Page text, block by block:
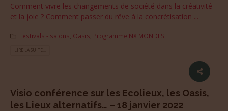
Comment vivre les changements de société dans la créativité
et la joie ? Comment passer du rêve à la concrétisation ...
Festivals - salons Oasis Programme NX MONDES
LIRE LA SUITE...
Visio conférence sur les Ecolieux, les Oasis,
les Lieux alternatifs… – 18 janvier 2022